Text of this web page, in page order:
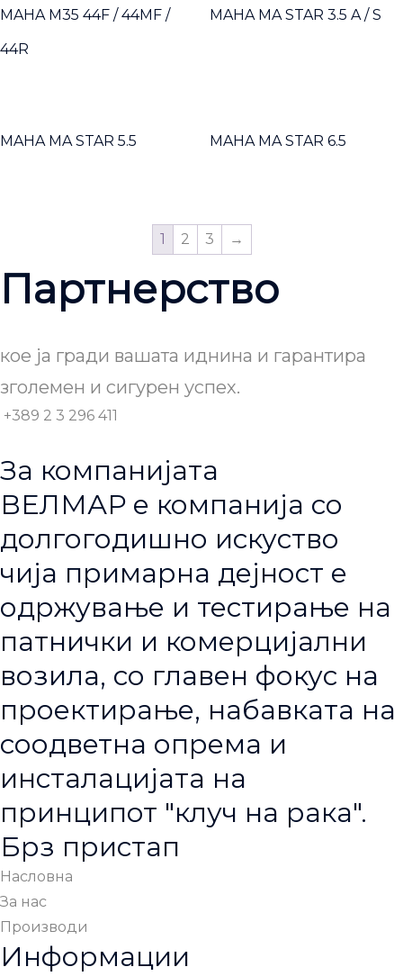
MAHA M35 44F / 44MF /
44R
MAHA MA STAR 3.5 A / S
MAHA MA STAR 5.5 MAHA MA STAR 6.5
1 2 3 →
Партнерство
кое ја гради вашата иднина и гарантира
зголемен и сигурен успех.
+389 2 3 296 411
За компанијата
ВЕЛМАР е компанија со
долгогодишно искуство
чија примарна дејност е
одржување и тестирање на
патнички и комерцијални
возила, со главен фокус на
проектирање, набавката на
соодветна опрема и
инсталацијата на
принципот "клуч на рака".
Брз пристап
Насловна
За нас
Производи
Информации